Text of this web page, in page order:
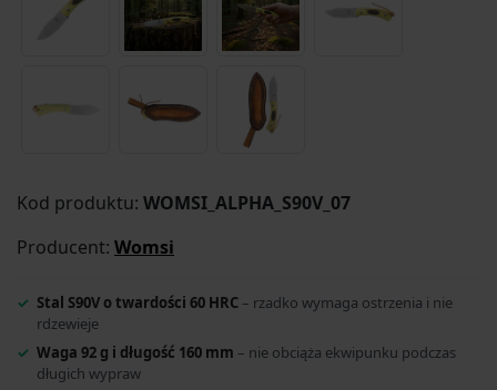
Kod produktu: WOMSI_ALPHA_S90V_07
Producent: Womsi
Stal S90V o twardości 60 HRC – rzadko wymaga ostrzenia i nie
rdzewieje
Waga 92 g i długość 160 mm – nie obciąża ekwipunku podczas
długich wypraw